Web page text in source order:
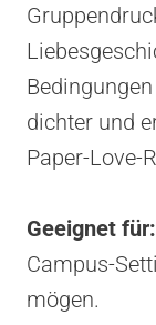
dichter und
Paper-Love-
Geeignet für:
Campus-
mögen.